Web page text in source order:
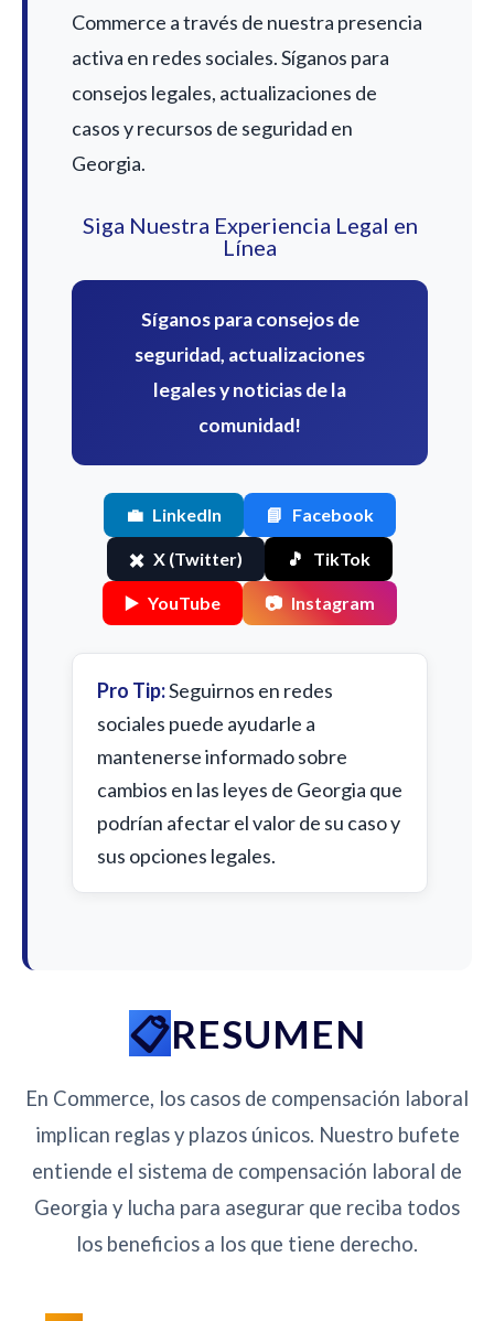
Commerce a través de nuestra presencia
activa en redes sociales. Síganos para
consejos legales, actualizaciones de
casos y recursos de seguridad en
Georgia.
Siga Nuestra Experiencia Legal en
Línea
Síganos para consejos de
seguridad, actualizaciones
legales y noticias de la
comunidad!
💼 LinkedIn 📘 Facebook
✖️ X (Twitter) 🎵 TikTok
▶️ YouTube 📷 Instagram
Pro Tip:Seguirnos en redes
sociales puede ayudarle a
mantenerse informado sobre
cambios en las leyes de Georgia que
podrían afectar el valor de su caso y
sus opciones legales.
RESUMEN
En Commerce, los casos de compensación laboral
implican reglas y plazos únicos. Nuestro bufete
entiende el sistema de compensación laboral de
Georgia y lucha para asegurar que reciba todos
los beneficios a los que tiene derecho.